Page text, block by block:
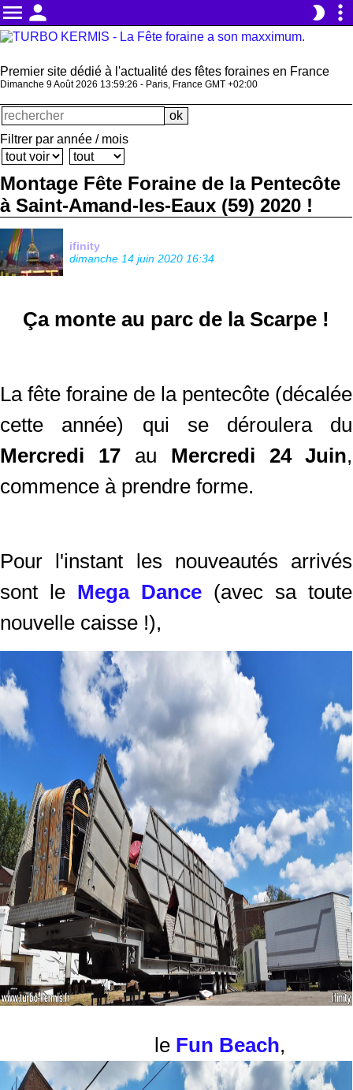
menu person brightness_2 more_vert
Premier site dédié à l'actualité des fêtes foraines en France
Dimanche 9 Août 2026 13:59:27 - Paris, France GMT +02:00
Filtrer par année / mois
Montage Fête Foraine de la Pentecôte
à Saint-Amand-les-Eaux (59) 2020 !
ifinity
dimanche 14 juin 2020 16:34
Ça monte au parc de la Scarpe !
La fête foraine de la pentecôte (décalée
cette année) qui se déroulera du
Mercredi 17au Mercredi 24 Juin,
commence à prendre forme.
Pour l'instant les nouveautés arrivés
sont le Mega Dance (avec sa toute
nouvelle caisse !),
le Fun Beach,